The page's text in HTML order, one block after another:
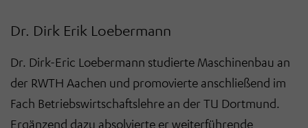
Dr. Dirk Erik Loebermann
Dr. Dirk-Eric Loebermann studierte Maschinenbau an
der RWTH Aachen und promovierte anschließend im
Fach Betriebswirtschaftslehre an der TU Dortmund.
Ergänzend dazu absolvierte er weiterführende